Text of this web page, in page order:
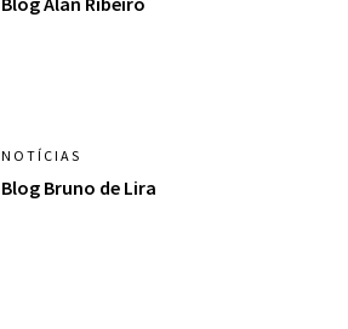
NOTÍCIAS
Blog Bruno de Lira